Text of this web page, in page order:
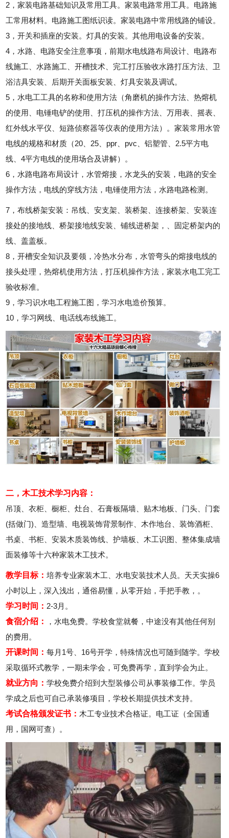
2，家装电路基础知识及常用工具。家装电路常用工具。电路施
工常用材料。电路施工图纸识读。家装电路中常用线路的铺设。
3，开关和插座的安装。灯具的安装。其他用电设备的安装。
4，水路、电路安全注意事项，前期水电线路布局设计、电路布
线施工、水路施工、开槽技术、完工打压验收水路打压方法、卫
浴洁具安装、后期开关面板安装、灯具安装及调试。
5，水电工工具的名称和使用方法（角磨机的操作方法、热熔机
的使用、电锤电铲的使用、打压机的操作方法、万用表、摇表、
红外线水平仪、短路侦察器等仪表的使用方法）。家装常用水管
电线的规格和材质（20、25、ppr、pvc、铝塑管、2.5平方电
线、4平方电线的使用场合及讲解）。
6，水路电路布局设计，水管熔接，水龙头的安装，电路的安全
操作方法，电线的穿线方法，电锤使用方法，水路电路检测。
7，布线桥架安装：吊线、安支架、装桥架、连接桥架、安装连
接处的接地线、桥架接地线安装、铺线进桥架，、固定桥架内的
线、盖盖板。
8，开槽安全知识及要领，冷热水分布，水管弯头的熔接电线的
接头处理，热熔机使用方法，打压机操作方法，家装水电工完工
验收标准。
9，学习识水电工程施工图，学习水电造价预算。
10，学习网线、电话线布线施工。
二，木工技术学习内容：
吊顶、衣柜、橱柜、灶台、石膏板隔墙、贴木地板、门头、门套
(括做门)、造型墙、电视装饰背景制作、木作地台、装饰酒柜、
书桌、书柜、安装木质装饰线、护墙板、木工识图、整体集成墙
面装修等十六种家装木工技术。
教学目标：培养专业家装木工、水电安装技术人员。天天实操6
小时以上，深入浅出，通俗易懂，从零开始，手把手教，。
学习时间： 2-3月。
食宿介绍：
，水电免费。学校食堂就餐，中途没有其他任何别
的费用。
开课时间：每月1号、16号开学，特殊情况也可随到随学。学校
采取循环式教学，一期未学会，可免费再学，直到学会为止。
就业方向：学校免费介绍到大型装修公司从事装修工作。学员
学成之后也可自己承装修项目，学校长期提供技术支持。
考试合格颁发证书： 木工专业技术合格证。电工证（全国通
用，国网可查）。